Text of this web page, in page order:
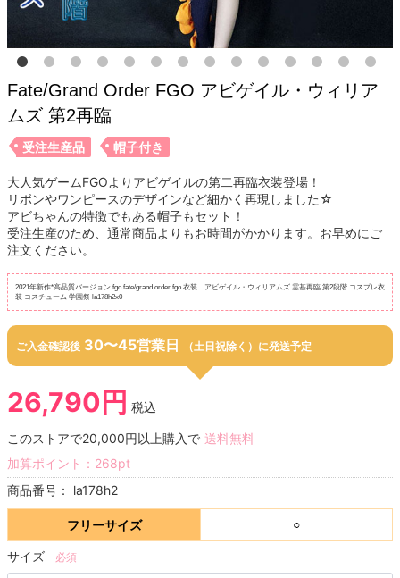
Fate/Grand Order FGO アビゲイル・ウィリア
ムズ 第2再臨
受注生産品 帽子付き
大人気ゲームFGOよりアビゲイルの第二再臨衣装登場！
リボンやワンピースのデザインなど細かく再現しました☆
アビちゃんの特徴でもある帽子もセット！
受注生産のため、通常商品よりもお時間がかかります。お早めにご
注文ください。
2021年新作*高品質バージョン fgo fate/grand order fgo 衣装 アビゲイル・ウィリアムズ 霊基再臨 第2段階 コスプレ衣
装 コスチューム 学園祭 la178h2x0
ご入金確認後 30〜45営業日 （土日祝除く）に発送予定
26,790円 税込
このストアで20,000円以上購入で 送料無料
加算ポイント： 268pt
商品番号： la178h2
フリーサイズ ○
サイズ 必須